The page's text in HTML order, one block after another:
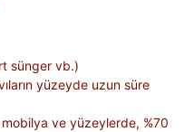
sünger vb.)
yüzeyde uzun süre
mobilya ve yüzeylerde, %70